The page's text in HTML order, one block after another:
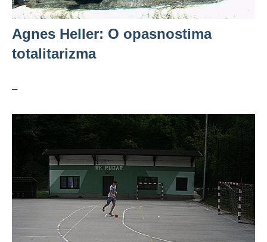
Agnes Heller: O opasnostima
totalitarizma
–